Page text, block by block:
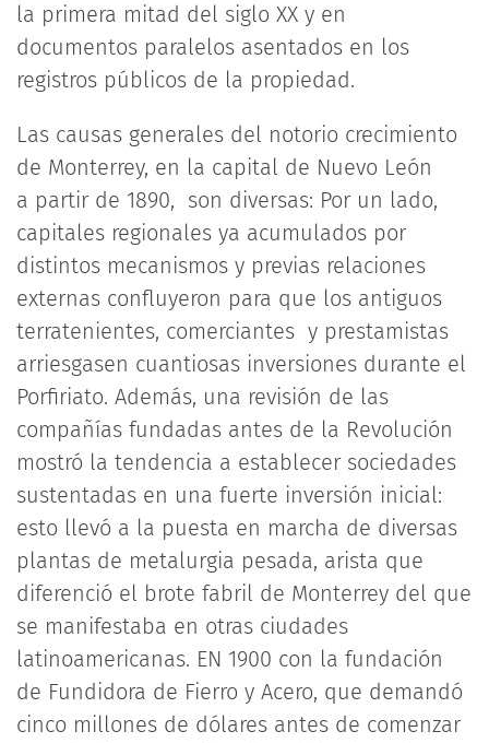
la primera mitad del siglo XX y en
documentos paralelos asentados en los
registros públicos de la propiedad.
Las causas generales del notorio crecimiento
de Monterrey, en la capital de Nuevo León
a partir de 1890, son diversas: Por un lado,
capitales regionales ya acumulados por
distintos mecanismos y previas relaciones
externas confluyeron para que los antiguos
terratenientes, comerciantes y prestamistas
arriesgasen cuantiosas inversiones durante el
Porfiriato. Además, una revisión de las
compañías fundadas antes de la Revolución
mostró la tendencia a establecer sociedades
sustentadas en una fuerte inversión inicial:
esto llevó a la puesta en marcha de diversas
plantas de metalurgia pesada, arista que
diferenció el brote fabril de Monterrey del que
se manifestaba en otras ciudades
latinoamericanas. EN 1900 con la fundación
de Fundidora de Fierro y Acero, que demandó
cinco millones de dólares antes de comenzar